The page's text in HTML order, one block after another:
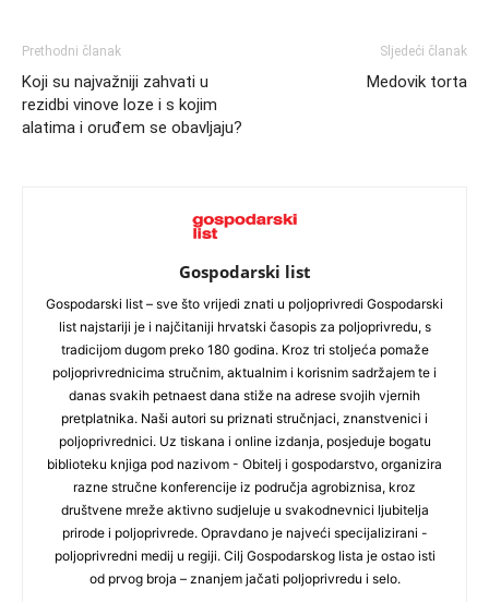
Prethodni članak
Koji su najvažniji zahvati u
rezidbi vinove loze i s kojim
alatima i oruđem se obavljaju?
Sljedeći članak
Medovik torta
Gospodarski list
Gospodarski list – sve što vrijedi znati u poljoprivredi Gospodarski
list najstariji je i najčitaniji hrvatski časopis za poljoprivredu, s
tradicijom dugom preko 180 godina. Kroz tri stoljeća pomaže
poljoprivrednicima stručnim, aktualnim i korisnim sadržajem te i
danas svakih petnaest dana stiže na adrese svojih vjernih
pretplatnika. Naši autori su priznati stručnjaci, znanstvenici i
poljoprivrednici. Uz tiskana i online izdanja, posjeduje bogatu
biblioteku knjiga pod nazivom - Obitelj i gospodarstvo, organizira
razne stručne konferencije iz područja agrobiznisa, kroz
društvene mreže aktivno sudjeluje u svakodnevnici ljubitelja
prirode i poljoprivrede. Opravdano je najveći specijalizirani -
poljoprivredni medij u regiji. Cilj Gospodarskog lista je ostao isti
od prvog broja – znanjem jačati poljoprivredu i selo.